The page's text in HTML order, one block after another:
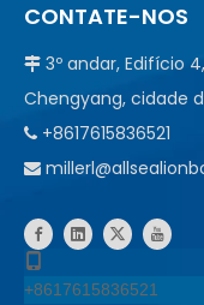
CONTATE-NOS
 3º andar, Edifício
Chengyang, cidade
 +8617615836521

+8617615836521